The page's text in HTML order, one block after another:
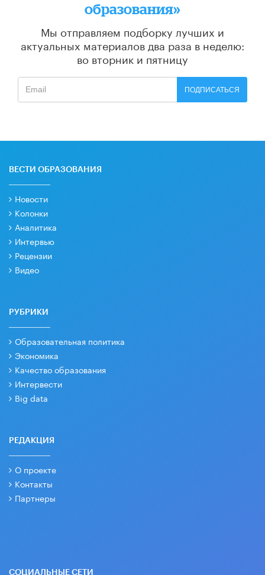
образования»
Мы отправляем подборку лучших и
актуальных материалов два раза в неделю:
во вторник и пятницу
ПОДПИСАТЬСЯ
ВЕСТИ ОБРАЗОВАНИЯ
Новости
Колонки
Аналитика
Интервью
Рецензии
Видео
РУБРИКИ
Образовательная политика
Экономика
Качество образования
Интервести
Big data
РЕДАКЦИЯ
О проекте
Контакты
Партнеры
СОЦИАЛЬНЫЕ СЕТИ